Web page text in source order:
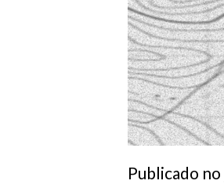
Publicado no